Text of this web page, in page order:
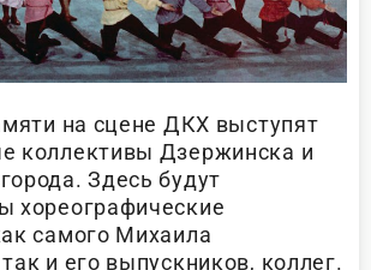
на сцене ДКХ выступят
коллективы Дзержинска и
Здесь будут
хореографические
самого Михаила
и его выпускников, коллег.